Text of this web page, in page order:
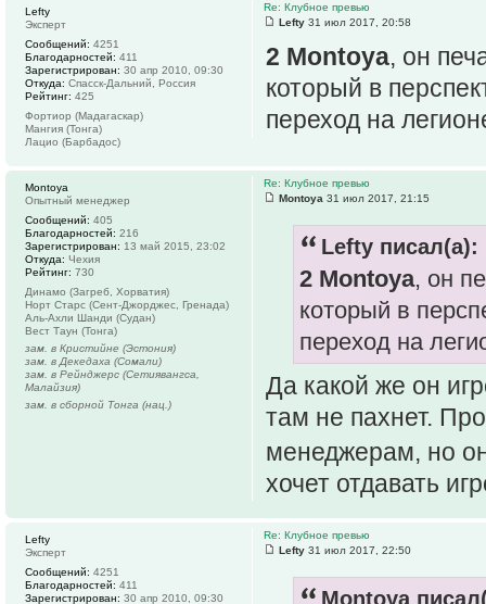
Re: Клубное превью
Lefty 31 июл 2017, 20:58
2 Montoya, он
который в
переход на
Lefty
Эксперт
Сообщений: 4251
Благодарностей: 411
Зарегистрирован: 30 апр 2010, 09:30
Откуда: Спасск-Дальний, Россия
Рейтинг: 425
Фортиор (Мадагаскар)
Мангия (Тонга)
Лацио (Барбадос)
Re: Клубное превью
Montoya 31 июл 2017, 21:15
Lefty писал(а):
2 Montoya, он
который в
переход на
Да какой же он
там не пахнет.
менеджерам, но
хочет отдавать
Montoya
Опытный менеджер
Сообщений: 405
Благодарностей: 216
Зарегистрирован: 13 май 2015, 23:02
Откуда: Чехия
Рейтинг: 730
Динамо (Загреб, Хорватия)
Норт Старс (Сент-Джорджес, Гренада)
Аль-Ахли Шанди (Судан)
Вест Таун (Тонга)
зам. в Кристийне (Эстония)
зам. в Декедаха (Сомали)
зам. в Рейнджерс (Сетиявангса,
Малайзия)
зам. в сборной Тонга (нац.)
Re: Клубное превью
Lefty 31 июл 2017, 22:50
Montoya
Lefty
Эксперт
Сообщений: 4251
Благодарностей: 411
Зарегистрирован: 30 апр 2010, 09:30